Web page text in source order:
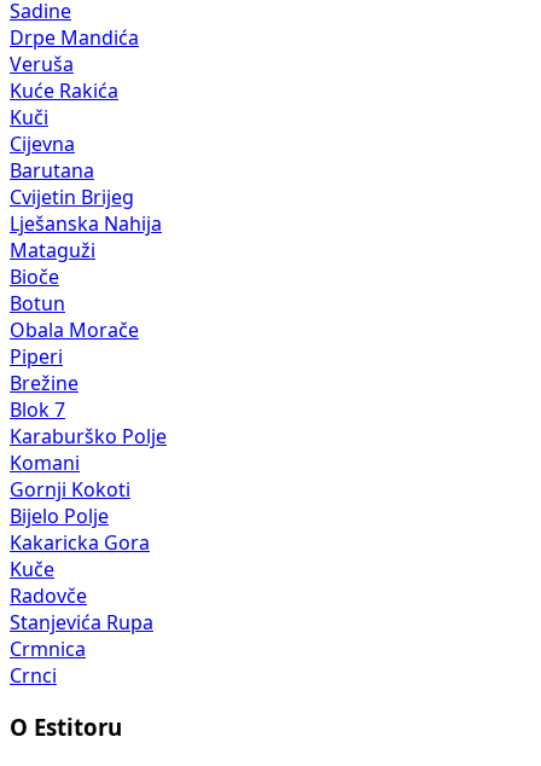
Sadine
Drpe Mandića
Veruša
Kuće Rakića
Kuči
Cijevna
Barutana
Cvijetin Brijeg
Lješanska Nahija
Mataguži
Bioče
Botun
Obala Morače
Piperi
Brežine
Blok 7
Karaburško Polje
Komani
Gornji Kokoti
Bijelo Polje
Kakaricka Gora
Kuče
Radovče
Stanjevića Rupa
Crmnica
Crnci
O Estitoru